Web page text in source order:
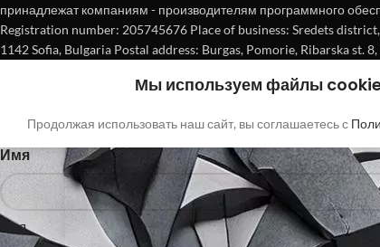
принадлежат компаниям - производителям программного
Registration number: 205745676 Place of business: Sredets
1142 Sofia, Bulgaria Postal address: Burgas, Pomorie, Ribarska st.
Мы используем файлы
Продолжая использовать наш сайт, вы соглашаетесь с
Покупка без регистрации
"обозначает обязательные поля
Имя
Имя